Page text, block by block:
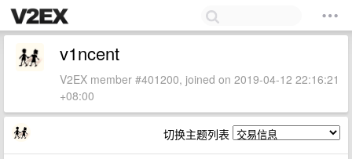
v1ncent
V2EX member #401200, joined on 2019-04-12 22:16:21
+08:00
切换主题列表